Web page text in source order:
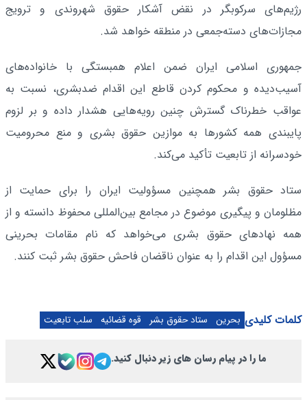
رژیم‌های سرکوبگر در نقض آشکار حقوق شهروندی و ترویج
مجازات‌های دسته‌جمعی در منطقه خواهد شد.
جمهوری اسلامی ایران ضمن اعلام همبستگی با خانواده‌های
آسیب‌دیده و محکوم کردن قاطع این اقدام ضدبشری، نسبت به
عواقب خطرناک گسترش چنین رویه‌هایی هشدار داده و بر لزوم
پایبندی همه کشورها به موازین حقوق بشری و منع محرومیت
خودسرانه از تابعیت تأکید می‌کند.
ستاد حقوق بشر همچنین مسؤولیت ایران را برای حمایت از
مظلومان و پیگیری موضوع در مجامع بین‌المللی محفوظ دانسته و از
همه نهادهای حقوق بشری می‌خواهد که نام مقامات بحرینی
مسؤول این اقدام را به عنوان ناقضان فاحش حقوق بشر ثبت کنند.
کلمات کلیدی بحرین ستاد حقوق بشر قوه قضائیه سلب تابعیت
ما را در پیام رسان های زیر دنبال کنید.